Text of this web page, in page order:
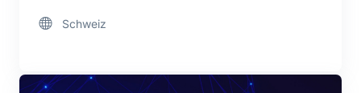
Schweiz